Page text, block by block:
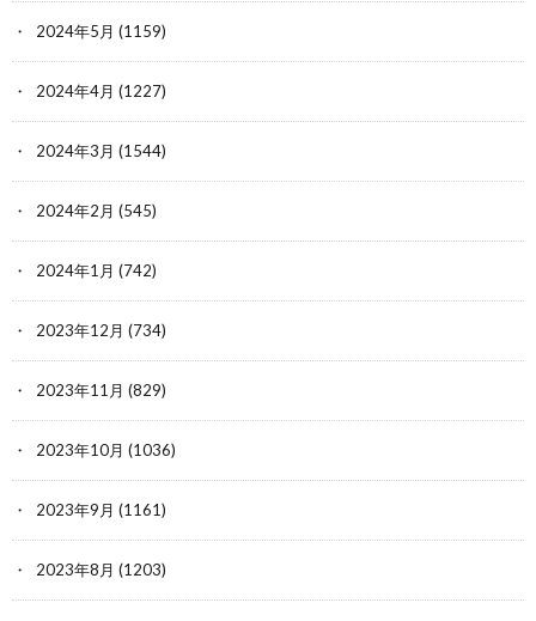
2024年5月 (1159)
2024年4月 (1227)
2024年3月 (1544)
2024年2月 (545)
2024年1月 (742)
2023年12月 (734)
2023年11月 (829)
2023年10月 (1036)
2023年9月 (1161)
2023年8月 (1203)